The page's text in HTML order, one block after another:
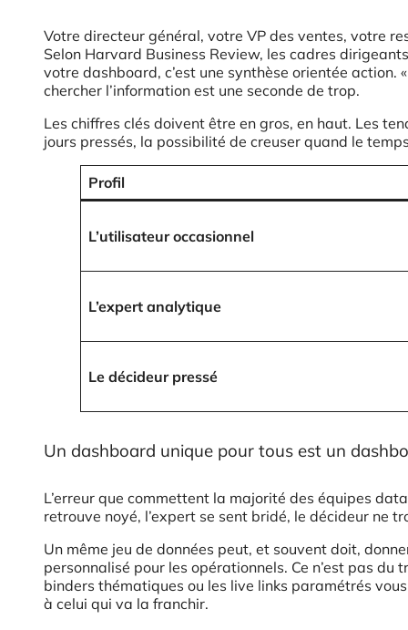
Votre directeur général, votre VP des ventes, votre
Selon Harvard Business Review, les cadres
votre dashboard, c’est une synthèse orientée action.
chercher l’information est une seconde de trop.
Les chiffres clés doivent être en gros, en haut. Les
jours pressés, la possibilité de creuser quand le
Profil
L’utilisateur occasionnel
L’expert analytique
Le décideur pressé
Un dashboard unique pour tous est un
L’erreur que commettent la majorité des équipes
retrouve noyé, l’expert se sent bridé, le décideur ne
Un même jeu de données peut, et souvent doit,
personnalisé pour les opérationnels. Ce n’est pas
binders thématiques ou les live links paramétrés
à celui qui va la franchir.